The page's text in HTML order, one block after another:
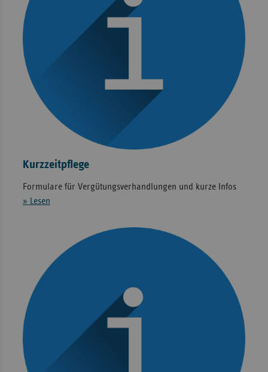
Kurzzeitpflege
Formulare für Vergütungsverhandlungen und kurze Infos
» Lesen